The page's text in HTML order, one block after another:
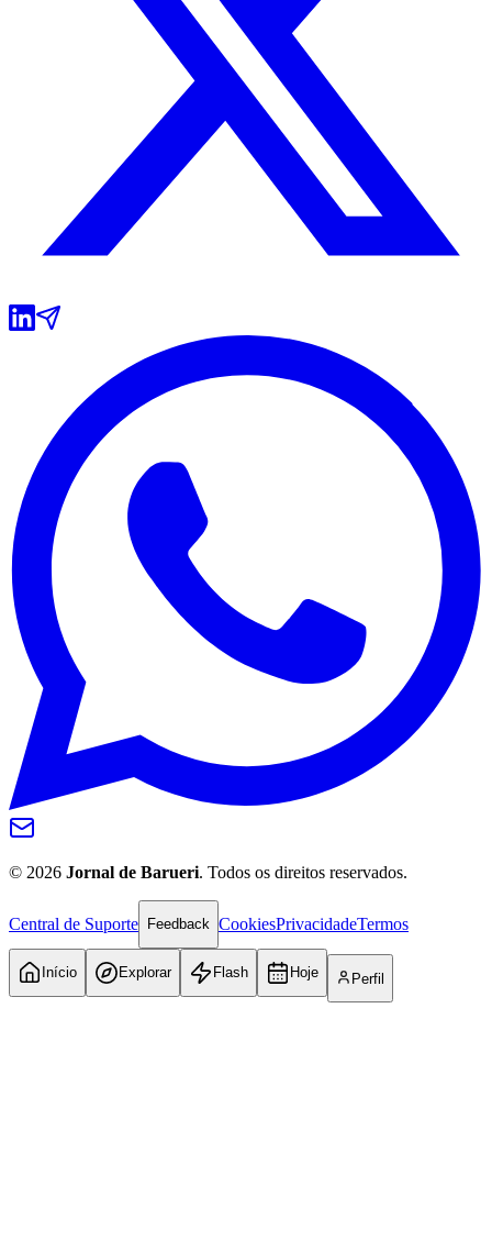
Atlético-MG
© 2026 Jornal de Barueri. Todos os direitos reservados.
Central de Suporte Feedback CookiesPrivacidadeTermos
Início Explorar Flash Hoje Perfil